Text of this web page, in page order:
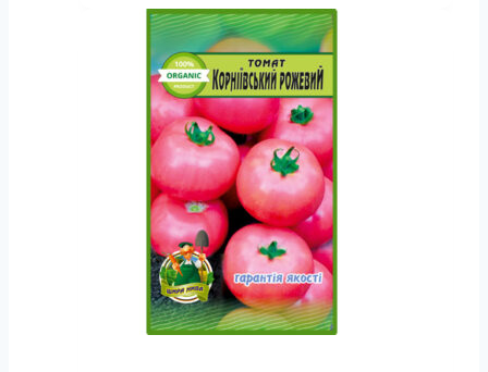
пакет
20
насінин
кількість